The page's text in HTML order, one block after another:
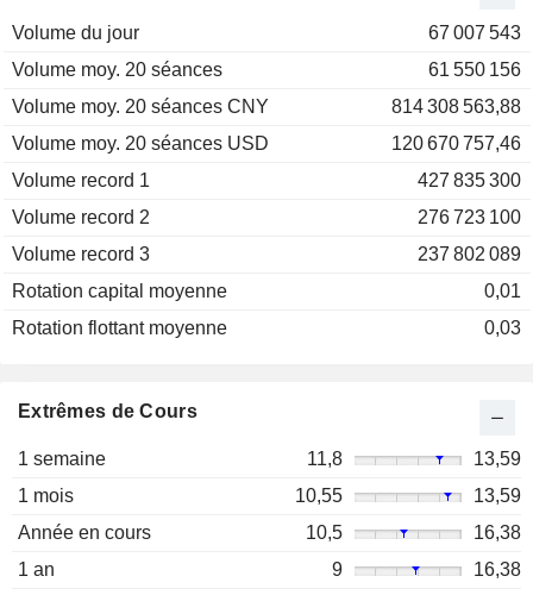
Volume du jour
67 007 543
Volume moy. 20 séances
61 550 156
Volume moy. 20 séances CNY
814 308 563,88
Volume moy. 20 séances USD
120 670 757,46
Volume record 1
427 835 300
Volume record 2
276 723 100
Volume record 3
237 802 089
Rotation capital moyenne
0,01
Rotation flottant moyenne
0,03
Extrêmes de Cours
1 semaine 11,8
13,59
1 mois
10,55
13,59
Année en cours
10,5
16,38
1 an
9
16,38